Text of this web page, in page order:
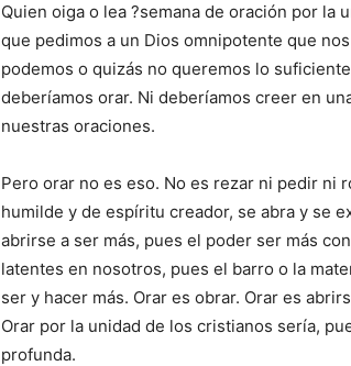
Quien oiga o lea ?semana de oración por
que pedimos a un Dios omnipotente que
podemos o quizás no queremos lo
deberíamos orar. Ni deberíamos creer en
nuestras oraciones.
Pero orar no es eso. No es rezar ni pedir ni
humilde y de espíritu creador, se abra y se
abrirse a ser más, pues el poder ser más
latentes en nosotros, pues el barro o la
ser y hacer más. Orar es obrar. Orar es
Orar por la unidad de los cristianos sería,
profunda.